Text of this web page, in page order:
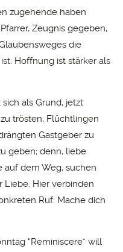
zugehende haben
Zeugnis gegeben,
die
Hoffnung ist stärker als
als Grund, jetzt
trösten, Flüchtlingen
Gastgeber zu
geben; denn, liebe
auf dem Weg, suchen
Liebe. Hier verbinden
Ruf: Mache dich
“Reminiscere” will